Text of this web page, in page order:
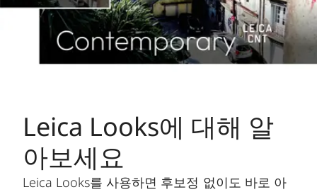
Leica Looks에 대해 알
아보세요
Leica Looks를 사용하면 후보정 없이도 바로 아